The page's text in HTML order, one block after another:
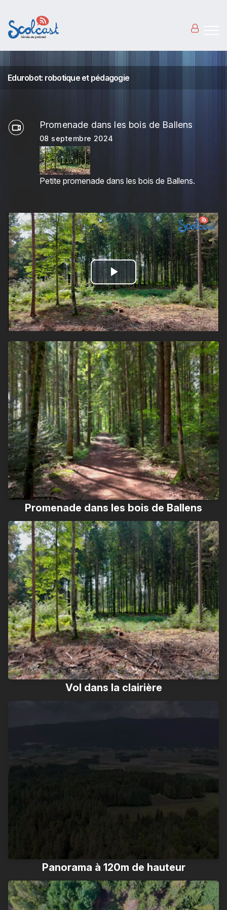
Edurobot: robotique et pédagogie
Promenade dans les bois de Ballens
08 septembre 2024
Petite promenade dans les bois de Ballens.
Play
Video
Promenade dans les bois de Ballens
Vol dans la clairière
Panorama à 120m de hauteur